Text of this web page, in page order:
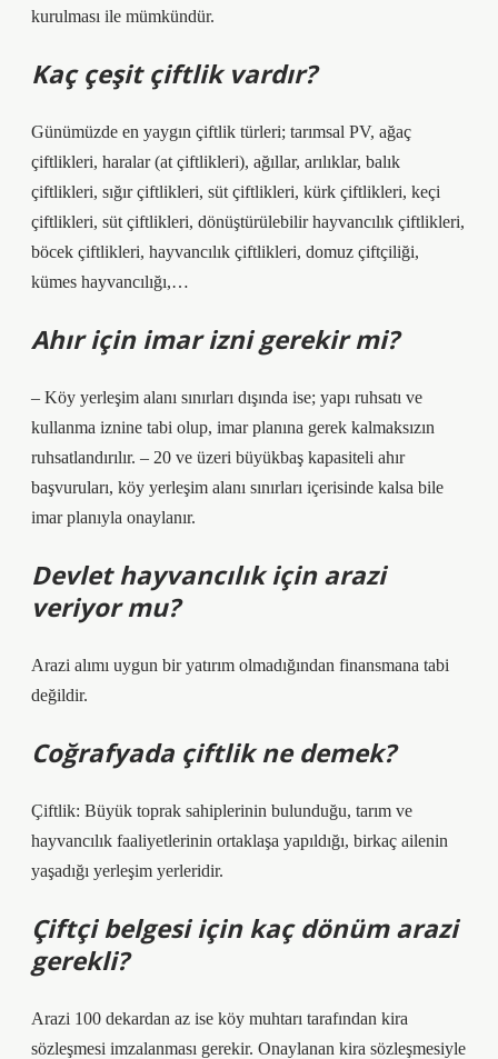
kurulması ile mümkündür.
Kaç çeşit çiftlik vardır?
Günümüzde en yaygın çiftlik türleri; tarımsal PV, ağaç
çiftlikleri, haralar (at çiftlikleri), ağıllar, arılıklar, balık
çiftlikleri, sığır çiftlikleri, süt çiftlikleri, kürk çiftlikleri, keçi
çiftlikleri, süt çiftlikleri, dönüştürülebilir hayvancılık çiftlikleri,
böcek çiftlikleri, hayvancılık çiftlikleri, domuz çiftçiliği,
kümes hayvancılığı,…
Ahır için imar izni gerekir mi?
– Köy yerleşim alanı sınırları dışında ise; yapı ruhsatı ve
kullanma iznine tabi olup, imar planına gerek kalmaksızın
ruhsatlandırılır. – 20 ve üzeri büyükbaş kapasiteli ahır
başvuruları, köy yerleşim alanı sınırları içerisinde kalsa bile
imar planıyla onaylanır.
Devlet hayvancılık için arazi
veriyor mu?
Arazi alımı uygun bir yatırım olmadığından finansmana tabi
değildir.
Coğrafyada çiftlik ne demek?
Çiftlik: Büyük toprak sahiplerinin bulunduğu, tarım ve
hayvancılık faaliyetlerinin ortaklaşa yapıldığı, birkaç ailenin
yaşadığı yerleşim yerleridir.
Çiftçi belgesi için kaç dönüm arazi
gerekli?
Arazi 100 dekardan az ise köy muhtarı tarafından kira
sözleşmesi imzalanması gerekir. Onaylanan kira sözleşmesiyle